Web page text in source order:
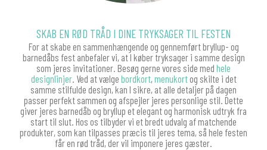
SKAB EN RØD TRÅD I DINE TRYKSAGER TIL FESTEN
For at skabe en sammenhængende og gennemført bryllup- og
barnedåbs fest anbefaler vi, at I køber tryksager i samme design
som jeres invitationer. Besøg gerne vores side med hele
designlinjer. Ved at vælge bordkort,menukortog skilte i det
samme stilfulde design, kan I sikre, at alle detaljer på dagen
passer perfekt sammen og afspejler jeres personlige stil. Dette
giver jeres barnedåb og bryllup et elegant og harmonisk udtryk fra
start til slut. Hos os tilbyder vi et bredt udvalg af matchende
produkter, som kan tilpasses præcis til jeres tema, så hele festen
får en rød tråd, der vil imponere jeres gæster.